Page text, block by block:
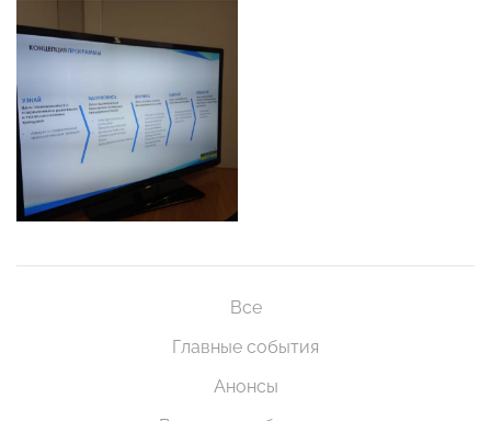
Все
Главные события
Анонсы